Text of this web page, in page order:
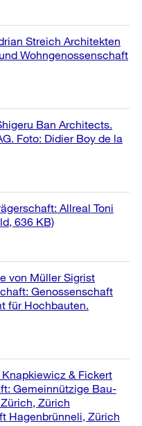
Streich Architekten
Wohngenossenschaft
Ban Architects.
Foto: Didier Boy de la
Allreal Toni
636 KB)
von Müller Sigrist
Genossenschaft
für Hochbauten.
& Fickert
Gemeinnützige Bau-
Zürich
Hagenbrünneli, Zürich